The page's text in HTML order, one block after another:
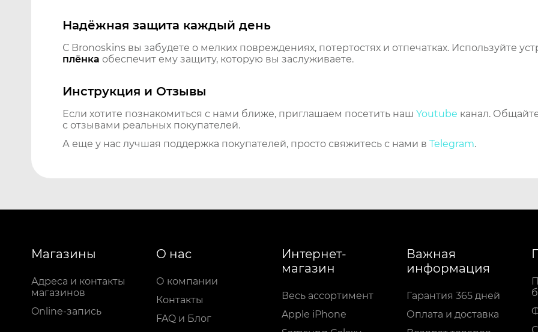
Надёжная защита каждый день
С Bronoskins вы забудете о мелких повреждениях, потертостях и отпечатках. Используйте
плёнка обеспечит ему защиту, которую вы заслуживаете.
Инструкция и Отзывы
Если хотите познакомиться с нами ближе, приглашаем посетить наш Youtube канал.
с отзывами реальных покупателей.
А еще у нас лучшая поддержка покупателей, просто свяжитесь с нами в Telegram.
Магазины
Адреса и контакты
магазинов
Online-запись
О нас
О компании
Контакты
FAQ и Блог
Интернет-
магазин
Весь ассортимент
Apple iPhone
Важная
информация
Гарантия 365 дней
Оплата и доставка